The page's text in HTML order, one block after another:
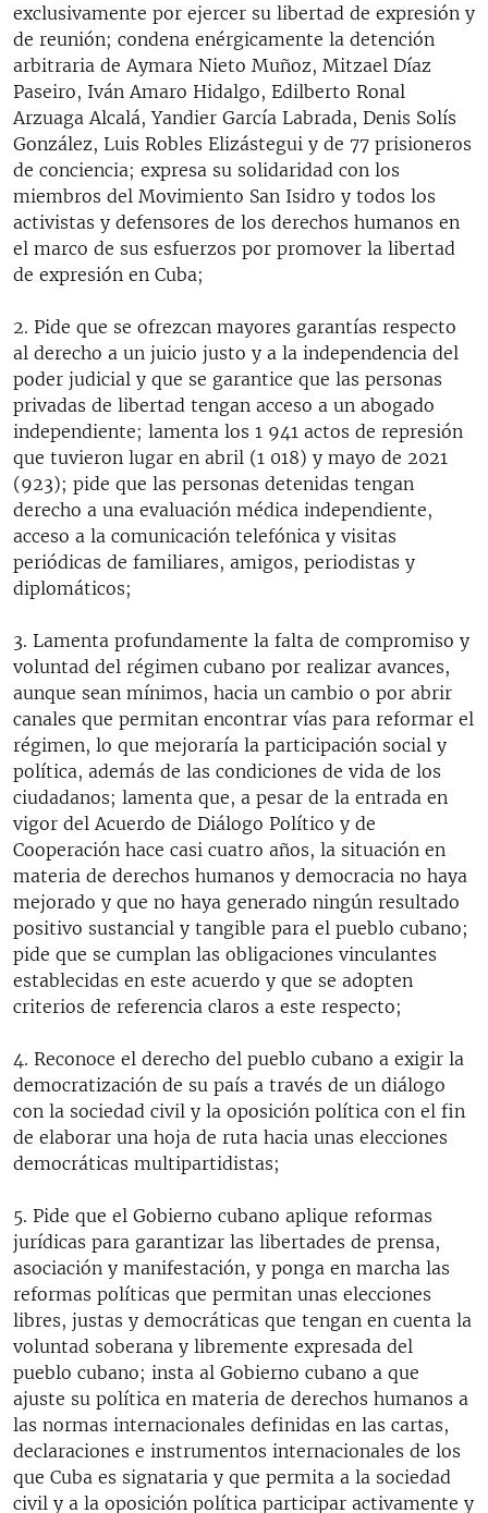
exclusivamente por ejercer su libertad de expresión y
de reunión; condena enérgicamente la detención
arbitraria de Aymara Nieto Muñoz, Mitzael Díaz
Paseiro, Iván Amaro Hidalgo, Edilberto Ronal
Arzuaga Alcalá, Yandier García Labrada, Denis Solís
González, Luis Robles Elizástegui y de 77 prisioneros
de conciencia; expresa su solidaridad con los
miembros del Movimiento San Isidro y todos los
activistas y defensores de los derechos humanos en
el marco de sus esfuerzos por promover la libertad
de expresión en Cuba;
2. Pide que se ofrezcan mayores garantías respecto
al derecho a un juicio justo y a la independencia del
poder judicial y que se garantice que las personas
privadas de libertad tengan acceso a un abogado
independiente; lamenta los 1 941 actos de represión
que tuvieron lugar en abril (1 018) y mayo de 2021
(923); pide que las personas detenidas tengan
derecho a una evaluación médica independiente,
acceso a la comunicación telefónica y visitas
periódicas de familiares, amigos, periodistas y
diplomáticos;
3. Lamenta profundamente la falta de compromiso y
voluntad del régimen cubano por realizar avances,
aunque sean mínimos, hacia un cambio o por abrir
canales que permitan encontrar vías para reformar el
régimen, lo que mejoraría la participación social y
política, además de las condiciones de vida de los
ciudadanos; lamenta que, a pesar de la entrada en
vigor del Acuerdo de Diálogo Político y de
Cooperación hace casi cuatro años, la situación en
materia de derechos humanos y democracia no haya
mejorado y que no haya generado ningún resultado
positivo sustancial y tangible para el pueblo cubano;
pide que se cumplan las obligaciones vinculantes
establecidas en este acuerdo y que se adopten
criterios de referencia claros a este respecto;
4. Reconoce el derecho del pueblo cubano a exigir la
democratización de su país a través de un diálogo
con la sociedad civil y la oposición política con el fin
de elaborar una hoja de ruta hacia unas elecciones
democráticas multipartidistas;
5. Pide que el Gobierno cubano aplique reformas
jurídicas para garantizar las libertades de prensa,
asociación y manifestación, y ponga en marcha las
reformas políticas que permitan unas elecciones
libres, justas y democráticas que tengan en cuenta la
voluntad soberana y libremente expresada del
pueblo cubano; insta al Gobierno cubano a que
ajuste su política en materia de derechos humanos a
las normas internacionales definidas en las cartas,
declaraciones e instrumentos internacionales de los
que Cuba es signataria y que permita a la sociedad
civil y a la oposición política participar activamente y